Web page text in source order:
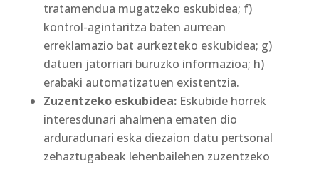
tratamendua mugatzeko eskubidea; f)
kontrol-agintaritza baten aurrean
erreklamazio bat aurkezteko eskubidea; g)
datuen jatorriari buruzko informazioa; h)
erabaki automatizatuen existentzia.
Zuzentzeko eskubidea:Eskubide horrek
interesdunari ahalmena ematen dio
arduradunari eska diezaion datu pertsonal
zehaztugabeak lehenbailehen zuzentzeko